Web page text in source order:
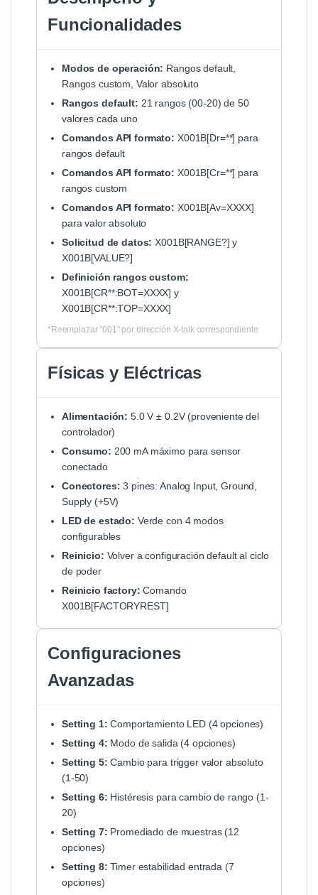
Funcionalidades
Modos de operación: Rangos default,
Rangos custom, Valor absoluto
Rangos default: 21 rangos (00-20) de 50
valores cada uno
Comandos API formato: X001B[Dr=**] para
rangos default
Comandos API formato: X001B[Cr=**] para
rangos custom
Comandos API formato: X001B[Av=XXXX]
para valor absoluto
Solicitud de datos: X001B[RANGE?] y
X001B[VALUE?]
Definición rangos custom:
X001B[CR**:BOT=XXXX] y
X001B[CR**:TOP=XXXX]
*Reemplazar "001" por dirección X-talk correspondiente
Físicas y Eléctricas
Alimentación: 5.0 V ± 0.2V (proveniente del
controlador)
Consumo: 200 mA máximo para sensor
conectado
Conectores: 3 pines: Analog Input, Ground,
Supply (+5V)
LED de estado: Verde con 4 modos
configurables
Reinicio: Volver a configuración default al ciclo
de poder
Reinicio factory: Comando
X001B[FACTORYREST]
Configuraciones
Avanzadas
Setting 1: Comportamiento LED (4 opciones)
Setting 4: Modo de salida (4 opciones)
Setting 5: Cambio para trigger valor absoluto
(1-50)
Setting 6: Histéresis para cambio de rango (1-
20)
Setting 7: Promediado de muestras (12
opciones)
Setting 8: Timer estabilidad entrada (7
opciones)